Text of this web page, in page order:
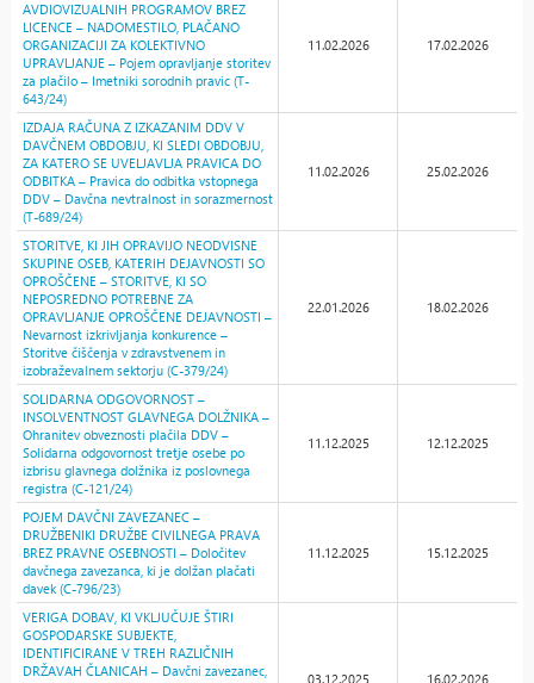
AVDIOVIZUALNIH PROGRAMOV BREZ
LICENCE – NADOMESTILO, PLAČANO
ORGANIZACIJI ZA KOLEKTIVNO
UPRAVLJANJE – Pojem opravljanje storitev
za plačilo – Imetniki sorodnih pravic (T-
643/24)
11.02.2026 17.02.2026
IZDAJA RAČUNA Z IZKAZANIM DDV V
DAVČNEM OBDOBJU, KI SLEDI OBDOBJU,
ZA KATERO SE UVELJAVLJA PRAVICA DO
ODBITKA – Pravica do odbitka vstopnega
DDV – Davčna nevtralnost in sorazmernost
(T-689/24)
11.02.2026 25.02.2026
STORITVE, KI JIH OPRAVIJO NEODVISNE
SKUPINE OSEB, KATERIH DEJAVNOSTI SO
OPROŠČENE – STORITVE, KI SO
NEPOSREDNO POTREBNE ZA
OPRAVLJANJE OPROŠČENE DEJAVNOSTI –
Nevarnost izkrivljanja konkurence –
Storitve čiščenja v zdravstvenem in
izobraževalnem sektorju (C-379/24)
22.01.2026 18.02.2026
SOLIDARNA ODGOVORNOST –
INSOLVENTNOST GLAVNEGA DOLŽNIKA –
Ohranitev obveznosti plačila DDV –
Solidarna odgovornost tretje osebe po
izbrisu glavnega dolžnika iz poslovnega
registra (C-121/24)
11.12.2025 12.12.2025
POJEM DAVČNI ZAVEZANEC –
DRUŽBENIKI DRUŽBE CIVILNEGA PRAVA
BREZ PRAVNE OSEBNOSTI – Določitev
davčnega zavezanca, ki je dolžan plačati
davek (C-796/23)
11.12.2025 15.12.2025
VERIGA DOBAV, KI VKLJUČUJE ŠTIRI
GOSPODARSKE SUBJEKTE,
IDENTIFICIRANE V TREH RAZLIČNIH
DRŽAVAH ČLANICAH – Davčni zavezanec,
03.12.2025 16.02.2026